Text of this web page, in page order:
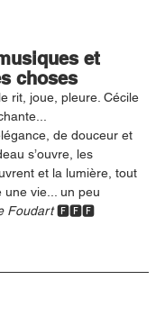
et
choses
rit, joue, pleure. Cécile
de douceur et
s’ouvre, les
et la lumière, tout
une vie... un peu
Foudart 🅵🅵🅵